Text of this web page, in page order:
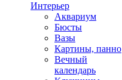
Интерьер
Аквариум
Бюсты
Вазы
Картины, панно
Вечный
календарь